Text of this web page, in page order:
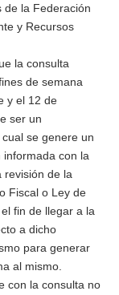
de la Federación
y Recursos
la consulta
de semana
y el 12 de
ser un
se genere un
informada con la
revisión de la
Fiscal o Ley de
fin de llegar a la
a dicho
para generar
al mismo.
con la consulta no